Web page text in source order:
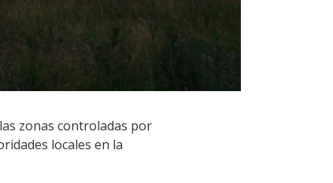
zonas controladas por
locales en la